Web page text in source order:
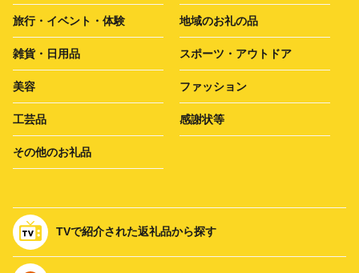
旅行・イベント・体験 地域のお礼の品
雑貨・日用品 スポーツ・アウトドア
美容 ファッション
工芸品 感謝状等
その他のお礼品
TVで紹介された返礼品から探す